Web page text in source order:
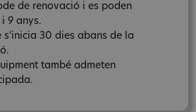
de renovació i es poden
i 9 anys.
30 dies abans de la
també admeten